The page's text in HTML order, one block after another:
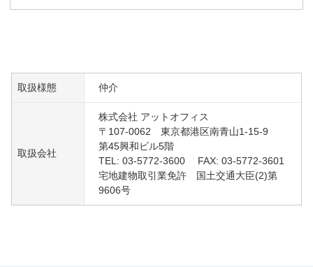
取扱様態 仲介
取扱会社
株式会社 アットオフィス
〒107-0062 東京都港区南青山1-15-9
第45興和ビル5階
TEL: 03-5772-3600 FAX: 03-5772-3601
宅地建物取引業免許 国土交通大臣(2)第
9606号